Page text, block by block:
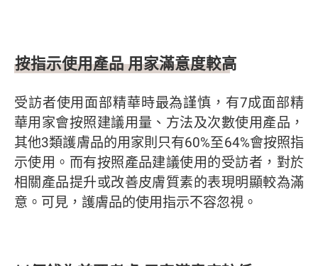
按指示使用產品 用家滿意度較高
受訪者使用面部精華時最為謹慎，有7成面部精
華用家會按照建議用量、方法及次數使用產品，
其他3類護膚品的用家則只有60%至64%會按照指
示使用。而有按照產品建議使用的受訪者，對於
相關產品提升或改善皮膚質素的表現明顯較為滿
意。可見，護膚品的使用指示不容忽視。